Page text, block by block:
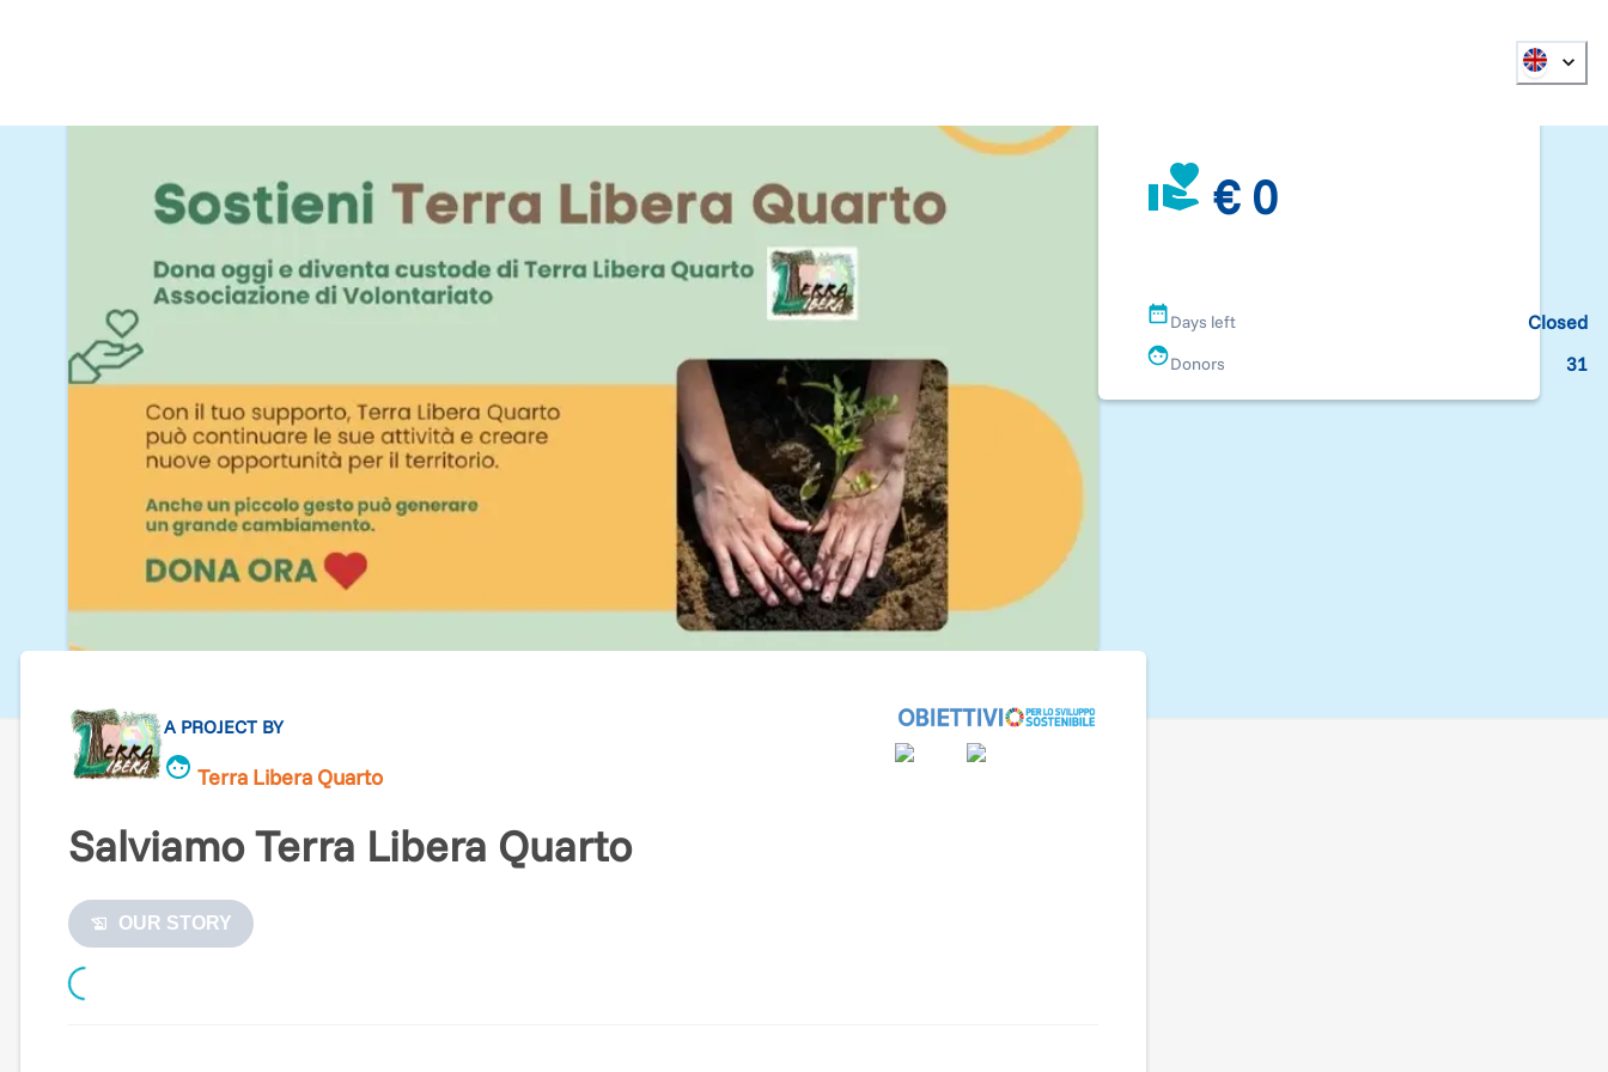
A PROJECT BY
Terra Libera Quarto
Salviamo Terra Libera Quarto
OUR STORY
Loading...
€ 0
Days left Closed
Donors 31